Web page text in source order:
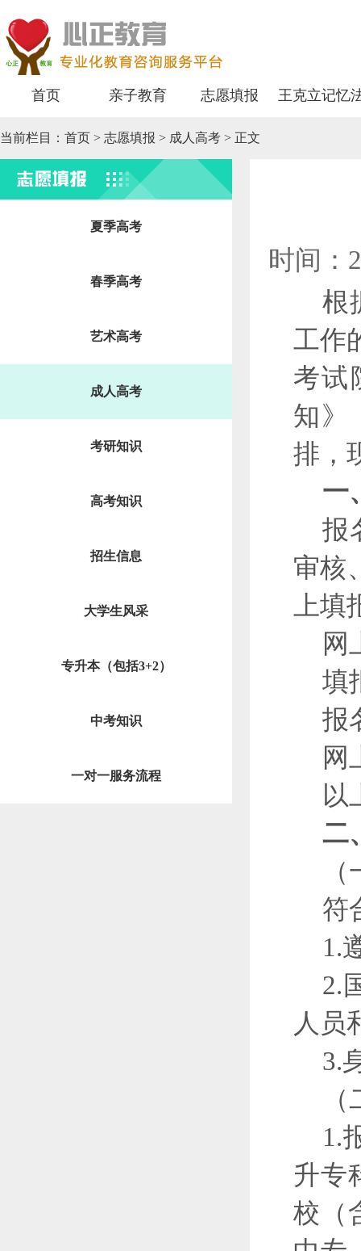
首页 亲子教育 志愿填报 王克立记忆
当前栏目： 首页 > 志愿填报 > 成人高考 > 正文
志愿填报
夏季高考
春季高考
艺术高考
成人高考
考研知识
高考知识
招生信息
大学生风采
专升本（包括3+2）
中考知识
一对一服务流程
时间
根
工作
考试
知》
排，
一
报
审核
上
网
填
报
网
以
二
符
1.
2.
人员
3.
1.
升专
校（